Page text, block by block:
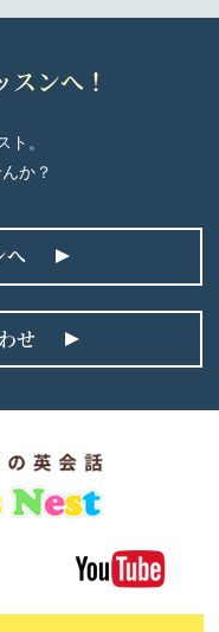
ンへ！
ト。
か？
へ
せ